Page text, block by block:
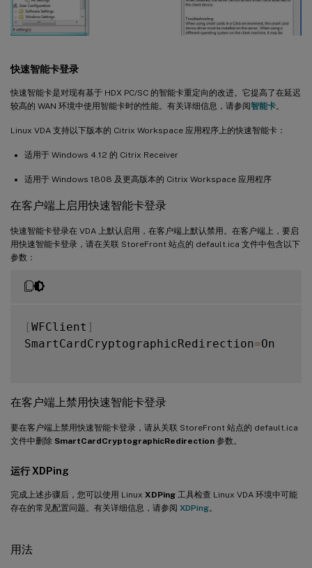
快速智能卡登录
快速智能卡是对现有基于 HDX PC/SC 的智能卡重定向的改进。它提高了在延迟
较高的 WAN 环境中使用智能卡时的性能。有关详细信息，请参阅智能卡。
Linux VDA 支持以下版本的 Citrix Workspace 应用程序上的快速智能卡：
适用于 Windows 4.12 的 Citrix Receiver
适用于 Windows 1808 及更高版本的 Citrix Workspace 应用程序
在客户端上启用快速智能卡登录
快速智能卡登录在 VDA 上默认启用，在客户端上默认禁用。在客户端上，要启
用快速智能卡登录，请在关联 StoreFront 站点的 default.ica 文件中包含以下
参数：
[WFClient ]
SmartCardCryptographicRedirection=On
在客户端上禁用快速智能卡登录
要在客户端上禁用快速智能卡登录，请从关联 StoreFront 站点的 default.ica
文件中删除 SmartCardCryptographicRedirection 参数。
运行XDPing
完成上述步骤后，您可以使用 Linux XDPing 工具检查 Linux VDA 环境中可能
存在的常见配置问题。有关详细信息，请参阅 XDPing。
用法